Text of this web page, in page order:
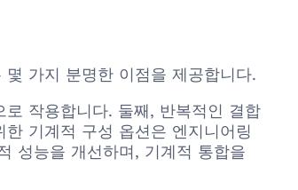
가지 분명한 이점을 제공합니다.
작용합니다. 둘째, 반복적인 결합
기계적 구성 옵션은 엔지니어링
성능을 개선하며, 기계적 통합을